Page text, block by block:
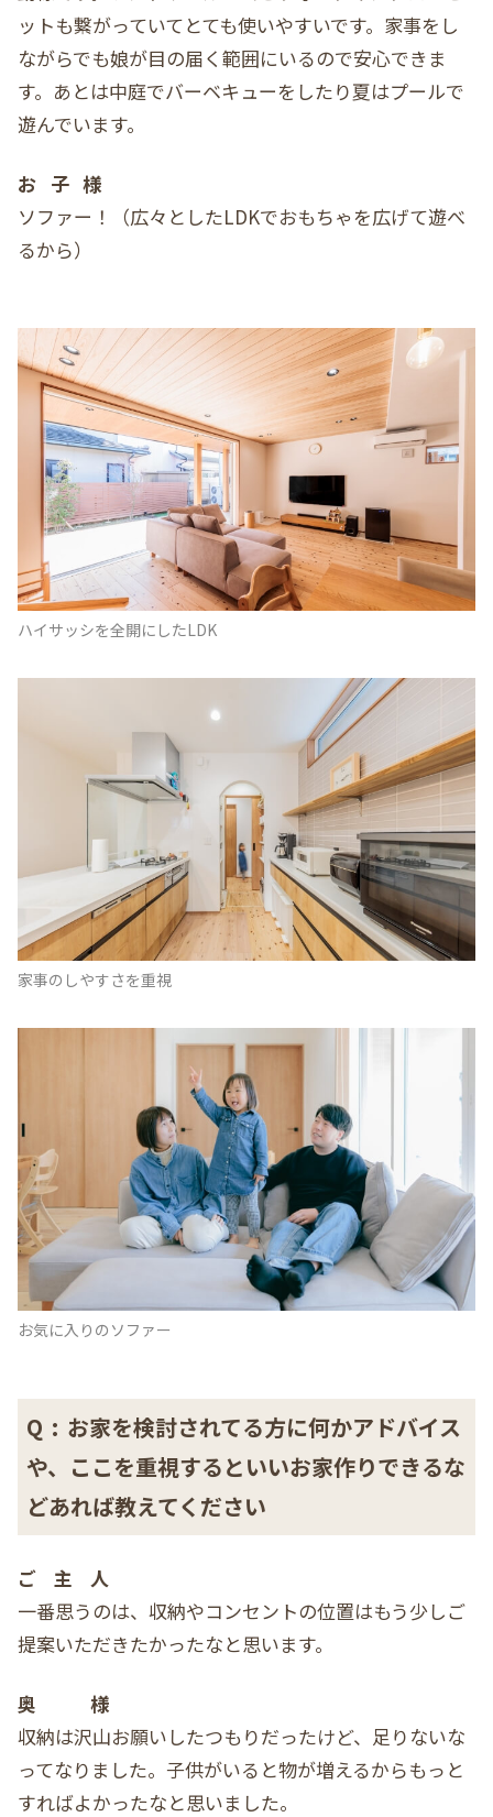
ットも繋がっていてとても使いやすいです。家事をし
ながらでも娘が目の届く範囲にいるので安心できま
す。あとは中庭でバーベキューをしたり夏はプールで
遊んでいます。
お子様
ソファー！（広々としたLDKでおもちゃを広げて遊べ
るから）
ハイサッシを全開にしたLDK
家事のしやすさを重視
お気に入りのソファー
Q : お家を検討されてる方に何かアドバイス
や、ここを重視するといいお家作りできるな
どあれば教えてください
ご主人
一番思うのは、収納やコンセントの位置はもう少しご
提案いただきたかったなと思います。
奥様
収納は沢山お願いしたつもりだったけど、足りないな
ってなりました。子供がいると物が増えるからもっと
すればよかったなと思いました。